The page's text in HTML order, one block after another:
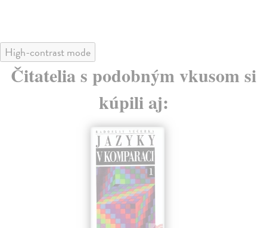
High-contrast mode
Čitatelia s podobným vkusom si
kúpili aj: